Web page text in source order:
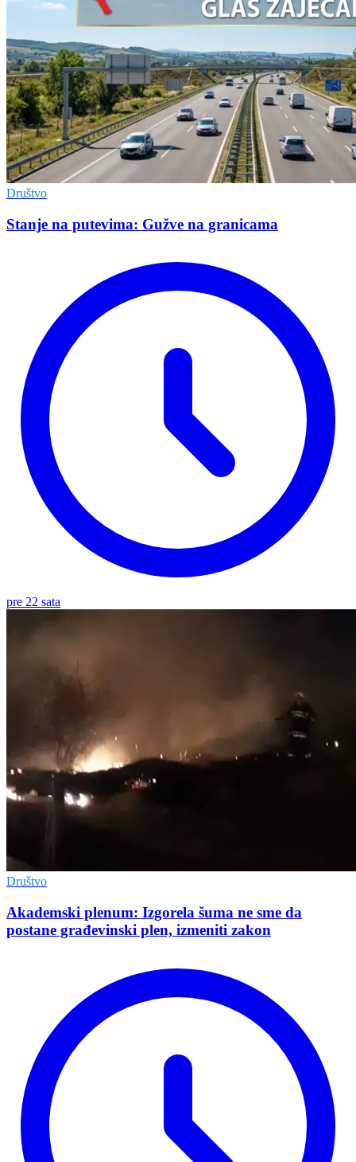
Društvo
Stanje na putevima: Gužve na granicama
pre 22 sata
Društvo
Akademski plenum: Izgorela šuma ne sme da
postane građevinski plen, izmeniti zakon